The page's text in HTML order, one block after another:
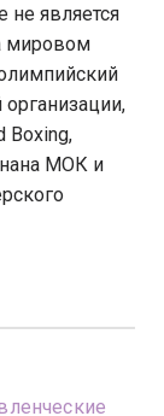
не является
мировом
Boxing,
МОК и